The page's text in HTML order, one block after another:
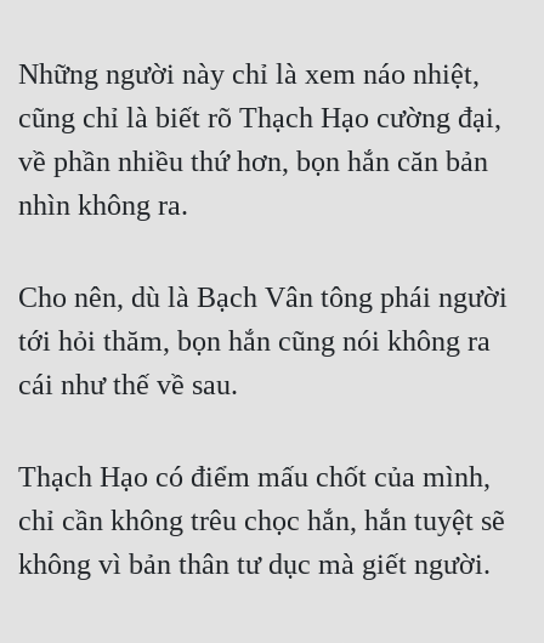
Những người này chỉ là xem náo nhiệt,
cũng chỉ là biết rõ Thạch Hạo cường đại,
về phần nhiều thứ hơn, bọn hắn căn bản
nhìn không ra.
Cho nên, dù là Bạch Vân tông phái người
tới hỏi thăm, bọn hắn cũng nói không ra
cái như thế về sau.
Thạch Hạo có điểm mấu chốt của mình,
chỉ cần không trêu chọc hắn, hắn tuyệt sẽ
không vì bản thân tư dục mà giết người.